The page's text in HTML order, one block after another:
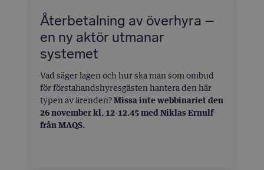
Återbetalning av överhyra –
en ny aktör utmanar
systemet
Vad säger lagen och hur ska man som ombud
för förstahandshyresgästen hantera den här
typen av ärenden?Missa inte webbinariet den
26 november kl. 12-12.45med Niklas Ernulf
från MAQS.